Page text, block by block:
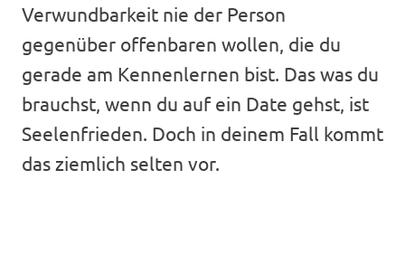
Verwundbarkeit nie der Person
gegenüber offenbaren wollen, die du
gerade am Kennenlernen bist. Das was du
brauchst, wenn du auf ein Date gehst, ist
Seelenfrieden. Doch in deinem Fall kommt
das ziemlich selten vor.